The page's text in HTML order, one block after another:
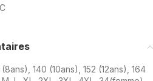
(8ans) 140 (10ans) 152 (12ans) 164